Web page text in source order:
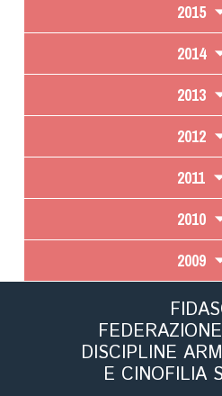
2015
2014
2013
2012
2011
2010
2009
DISCIPLINE
E CINOFILIA